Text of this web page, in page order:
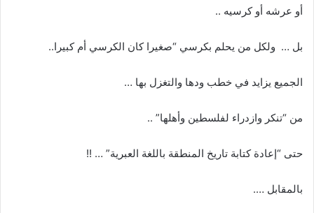
أو عرشه أو كرسيه ..
بل … ولكل من يحلم بكرسي “صغيرا كان الكرسي أم كبيرا..
الجميع يزايد في خطب ودها والتغزل بها …
من “تنكر وازدراء لفلسطين وأهلها” ..
حتى “إعادة كتابة تاريخ المنطقة باللغة العبرية” … !!
بالمقابل ….